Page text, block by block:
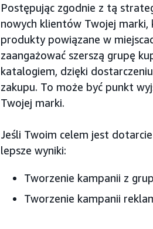
Postępując zgodnie z tą
nowych klientów Twojej
produkty powiązane w
zaangażować szerszą grupę
katalogiem, dzięki
zakupu. To może być punkt
Twojej marki.
Jeśli Twoim celem jest
lepsze wyniki:
Tworzenie kampanii z
Tworzenie kampanii